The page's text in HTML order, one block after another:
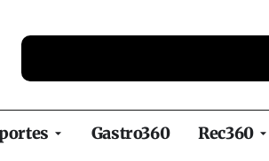
Gastro360 Rec360